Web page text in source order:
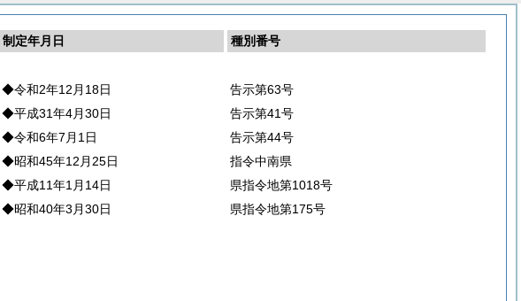
制定年月日
種別番号
◆令和2年12月18日
告示第63号
◆平成31年4月30日
告示第41号
◆令和6年7月1日
告示第44号
◆昭和45年12月25日
指令中南県
◆平成11年1月14日
県指令地第1018号
◆昭和40年3月30日 県指令地第175号